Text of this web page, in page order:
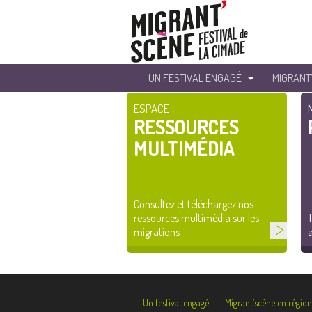
UN FESTIVAL ENGAGÉ
ESPACE
RESSOURCES
MULTIMÉDIA
Consultez et téléchargez nos
ressources multimédia sur les
migrations
Un festival engagé Migrant’scène en région